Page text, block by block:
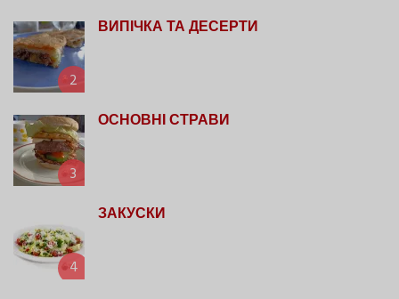
2
ВИПІЧКА ТА ДЕСЕРТИ
3
ОСНОВНІ СТРАВИ
4
ЗАКУСКИ